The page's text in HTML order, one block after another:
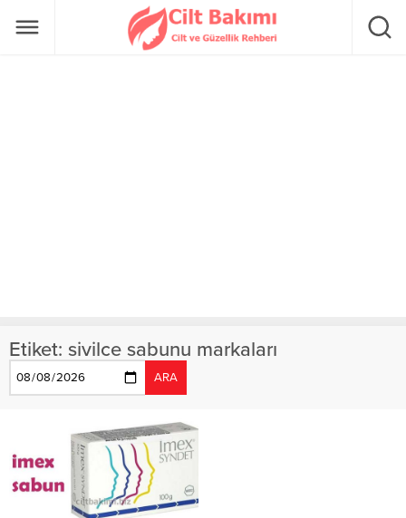
Etiket: sivilce sabunu markaları
ARA